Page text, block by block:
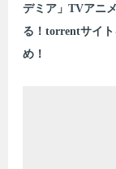
デミア」TVアニ
る！torrentサイト
め！